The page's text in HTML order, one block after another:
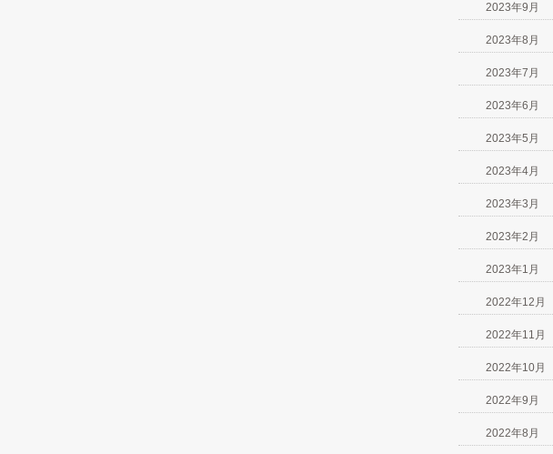
2023年9月
2023年8月
2023年7月
2023年6月
2023年5月
2023年4月
2023年3月
2023年2月
2023年1月
2022年12月
2022年11月
2022年10月
2022年9月
2022年8月